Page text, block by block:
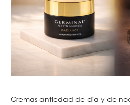
Cremas antiedad de día y de